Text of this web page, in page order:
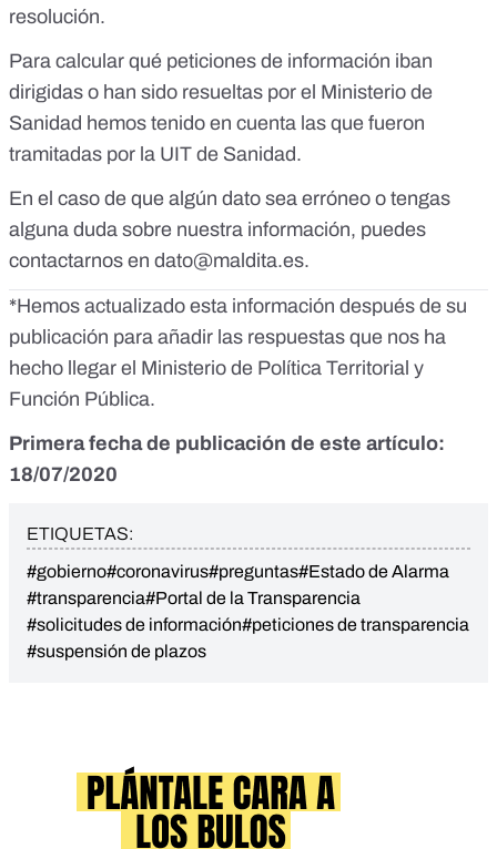
resolución.
Para calcular qué peticiones de información iban
dirigidas o han sido resueltas por el Ministerio de
Sanidad hemos tenido en cuenta las que fueron
tramitadas por la UIT de Sanidad.
En el caso de que algún dato sea erróneo o tengas
alguna duda sobre nuestra información, puedes
contactarnos en dato@maldita.es.
*Hemos actualizado esta información después de su
publicación para añadir las respuestas que nos ha
hecho llegar el Ministerio de Política Territorial y
Función Pública.
Primera fecha de publicación de este artículo:
18/07/2020
ETIQUETAS:
#gobierno#coronavirus#preguntas#Estado de Alarma
#transparencia#Portal de la Transparencia
#solicitudes de información#peticiones de transparencia
#suspensión de plazos